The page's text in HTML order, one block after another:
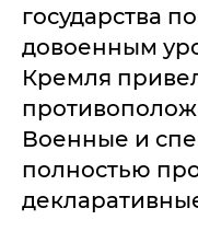
государства
довоенным
Кремля
Военные и
полностью